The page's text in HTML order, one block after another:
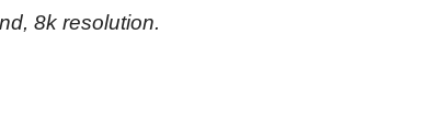
8k resolution.